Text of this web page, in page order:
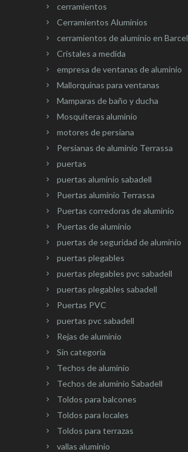
cerramientos
Cerramientos Aluminios
cerramientos de aluminio en
Cristales a medida
empresa de ventanas de aluminio
Mallorquinas para ventanas
Mamparas de baño y ducha
Mosquiteras aluminio
motores de persiana
Persianas de aluminio Terrassa
puertas
puertas aluminio sabadell
Puertas aluminio Terrassa
Puertas corredoras de aluminio
Puertas de aluminio
puertas de seguridad de aluminio
puertas plegables
puertas plegables pvc sabadell
puertas plegables sabadell
Puertas PVC
puertas pvc sabadell
Rejas de aluminio
Sin categoría
Techos de aluminio
Techos de aluminio Sabadell
Toldos para balcones
Toldos para locales
Toldos para terrazas
vallas aluminio